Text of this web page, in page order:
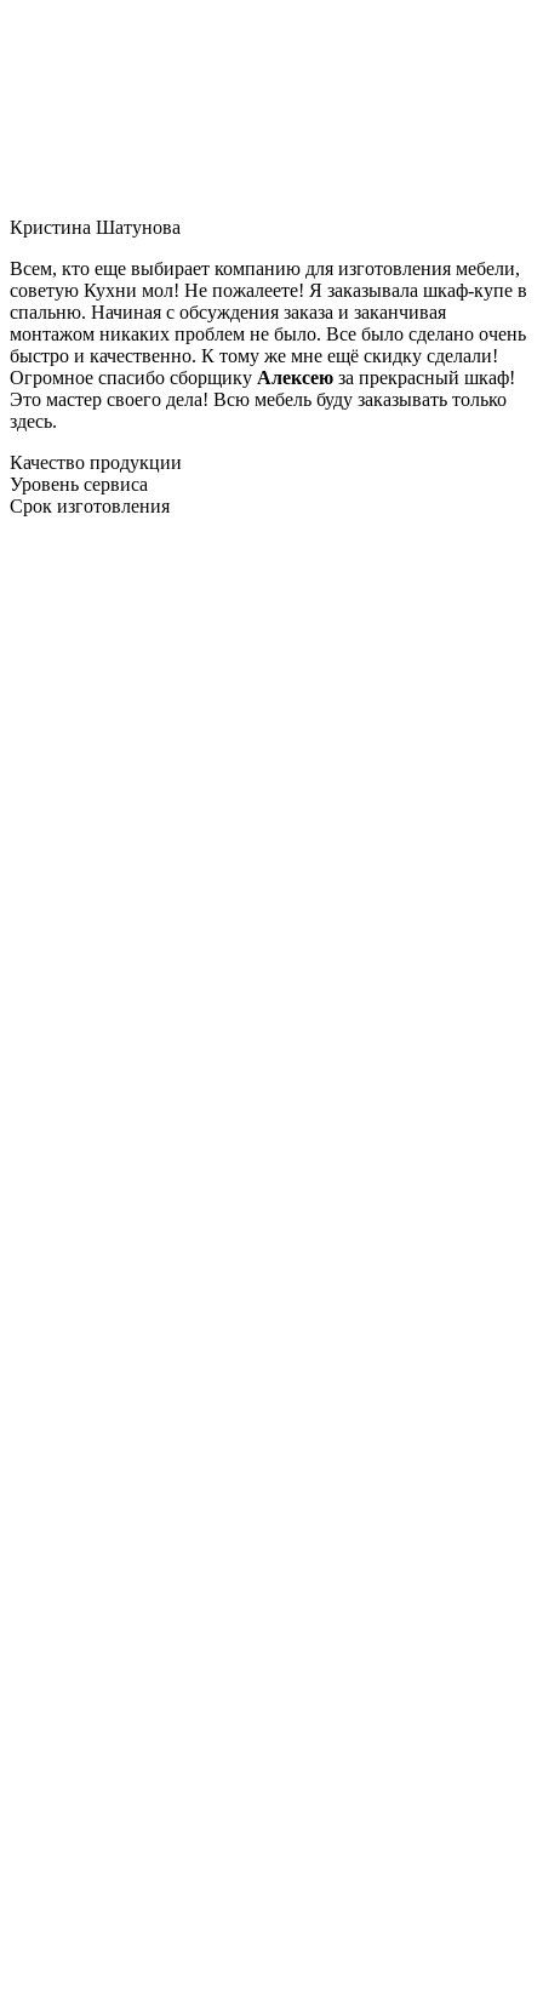
Кристина Шатунова
Всем, кто еще выбирает компанию для изготовления мебели,
советую Кухни мол! Не пожалеете! Я заказывала шкаф-купе в
спальню. Начиная с обсуждения заказа и заканчивая
монтажом никаких проблем не было. Все было сделано очень
быстро и качественно. К тому же мне ещё скидку сделали!
Огромное спасибо сборщику Алексею за прекрасный шкаф!
Это мастер своего дела! Всю мебель буду заказывать только
здесь.
Качество продукции
Уровень сервиса
Срок изготовления